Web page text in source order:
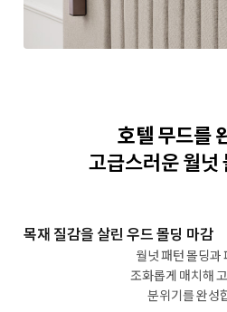
호텔 무드를
고급스러운 월넛
목재 질감을 살린 우드 몰딩 마감
월넛 패턴 몰딩과
조화롭게 매치해
분위기를 완성